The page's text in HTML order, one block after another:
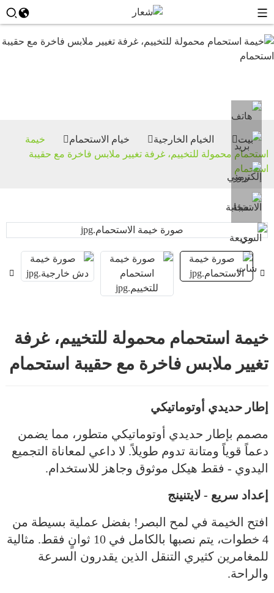
خيام
بيت الخيام الخارجية خيام الاستحمام
خيمة
استحمام محمولة للتخييم، غرفة تغيير ملابس فاخرة مع حقيبة
استحمام
خيمة استحمام محمولة للتخييم، غرفة
تغيير ملابس فاخرة مع حقيبة استحمام
إطار حديدي أوتوماتيكي
مصمم بإطار حديدي أوتوماتيكي متطور، مما يضمن
دعماً قوياً ومتانة تدوم طويلاً. لا داعي لمعاناة التجميع
اليدوي - فقط هيكل موثوق وجاهز للاستخدام.
إعداد سريع - لايتنينج
افتح الخيمة في لمح البصر! بفضل عملية بسيطة من
4 خطوات، يتم نصبها بالكامل في 10 ثوانٍ فقط. مثالية
للمغامرين كثيري التنقل الذين يقدرون السرعة
والراحة.